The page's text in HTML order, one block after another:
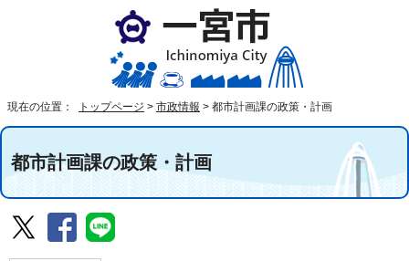
現在の位置： トップページ > 市政情報 > 都市計画課の政策・計画
都市計画課の政策・計画